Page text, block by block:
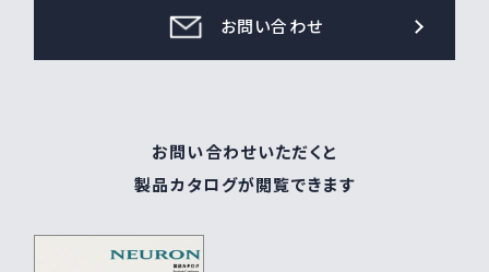
お問い合わせ
お問い合わせいただくと
製品カタログが閲覧できます